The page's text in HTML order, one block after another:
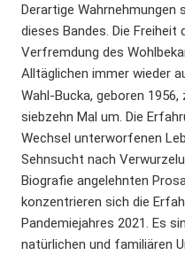
Derartige Wahrnehmungen
dieses Bandes. Die
Verfremdung des
Alltäglichen immer wieder
Wahl-Bucka, geboren
siebzehn Mal um. Die
Wechsel unterworfenen
Sehnsucht nach
Biografie angelehnten
konzentrieren sich die
Pandemiejahres 2021. Es
natürlichen und familiären